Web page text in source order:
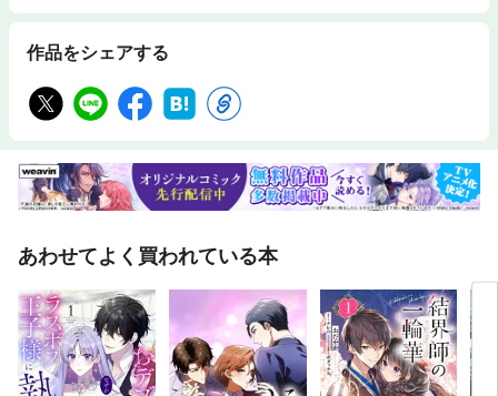
作品をシェアする
あわせてよく買われている本